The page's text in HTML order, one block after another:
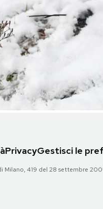
PrivacyGestisci le
Milano, 419 del 28 settembre